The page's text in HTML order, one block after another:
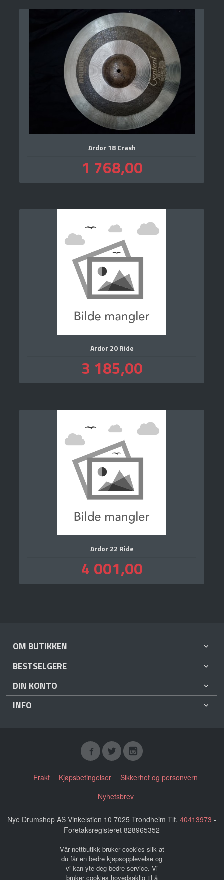
Ardor 18 Crash
Pris
1 768,00mva.
Ardor 20 Ride
Pris
3 185,00mva.
Ardor 22 Ride
Pris
4 001,00mva.
OM BUTIKKEN
BESTSELGERE
DIN KONTO
INFO
Frakt Kjøpsbetingelser
Sikkerhet og personvern
Nyhetsbrev
Nye Drumshop AS Vinkelstien 10 7025 Trondheim Tlf. 40413973 -
Foretaksregisteret 828965352
Vår nettbutikk bruker cookies slik at
du får en bedre kjøpsopplevelse og
vi kan yte deg bedre service. Vi
bruker cookies hovedsaklig til å